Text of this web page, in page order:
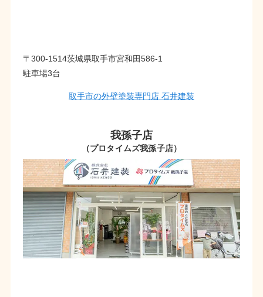
〒300-1514茨城県取手市宮和田586-1
駐車場3台
取手市の外壁塗装専門店 石井建装
我孫子店
（プロタイムズ我孫子店）